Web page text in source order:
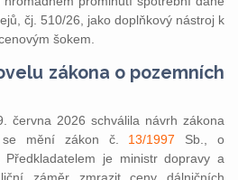
čj. 510/26, jako doplňkový nástroj k
šokem.
zákona o pozemních
června 2026 schválila návrh zákona
se mění zákon č. 13/1997 Sb., o
Předkladatelem je ministr dopravy a